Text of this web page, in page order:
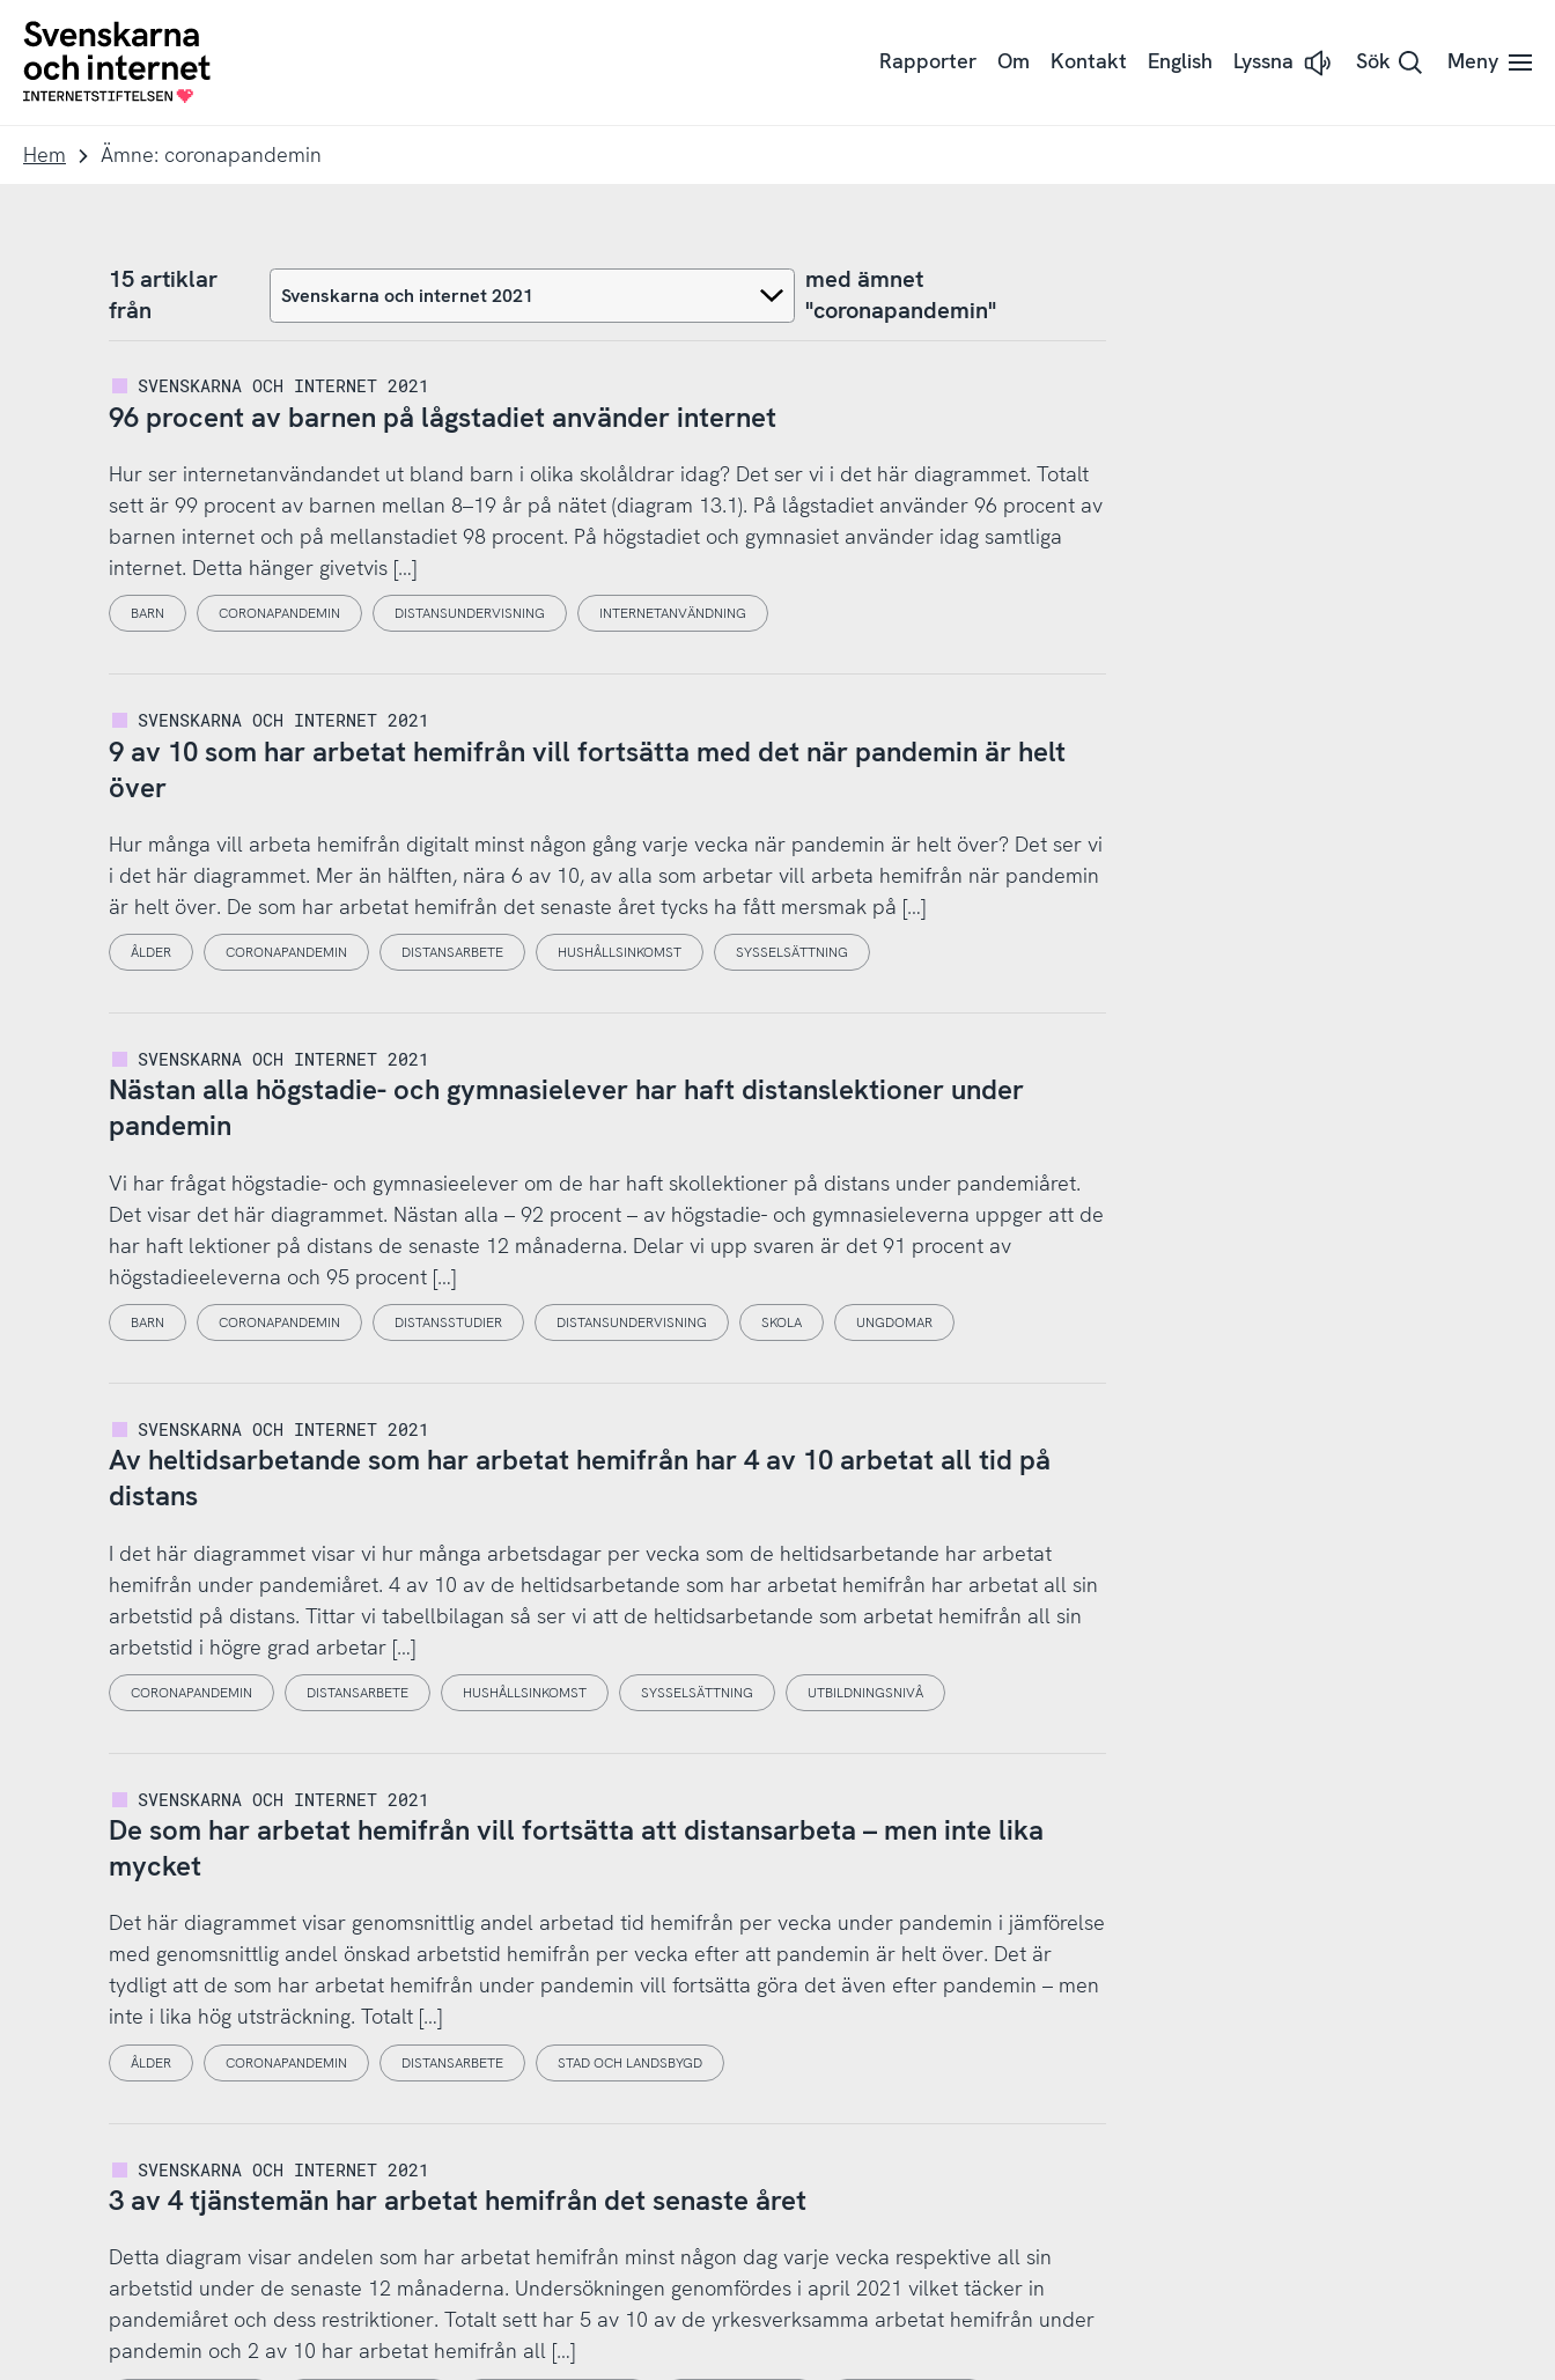
navigation
innehåll
To
startpage
Rapporter Om Kontakt English Lyssna
Lyssna Sök Meny
Hem Ämne: coronapandemin
15 artiklar
från
med ämnet
"coronapandemin"
SVENSKARNA OCH INTERNET 2021
96 procent av barnen på lågstadiet använder internet
Hur ser internetanvändandet ut bland barn i olika skolåldrar idag? Det ser vi i det här diagrammet. Totalt
sett är 99 procent av barnen mellan 8–19 år på nätet (diagram 13.1). På lågstadiet använder 96 procent av
barnen internet och på mellanstadiet 98 procent. På högstadiet och gymnasiet använder idag samtliga
internet. Detta hänger givetvis […]
BARN CORONAPANDEMIN DISTANSUNDERVISNING INTERNETANVÄNDNING
SVENSKARNA OCH INTERNET 2021
9 av 10 som har arbetat hemifrån vill fortsätta med det när pandemin är helt
över
Hur många vill arbeta hemifrån digitalt minst någon gång varje vecka när pandemin är helt över? Det ser vi
i det här diagrammet. Mer än hälften, nära 6 av 10, av alla som arbetar vill arbeta hemifrån när pandemin
är helt över. De som har arbetat hemifrån det senaste året tycks ha fått mersmak på […]
ÅLDER CORONAPANDEMIN DISTANSARBETE HUSHÅLLSINKOMST SYSSELSÄTTNING
SVENSKARNA OCH INTERNET 2021
Nästan alla högstadie- och gymnasielever har haft distanslektioner under
pandemin
Vi har frågat högstadie- och gymnasieelever om de har haft skollektioner på distans under pandemiåret.
Det visar det här diagrammet. Nästan alla – 92 procent – av högstadie- och gymnasieleverna uppger att de
har haft lektioner på distans de senaste 12 månaderna. Delar vi upp svaren är det 91 procent av
högstadieeleverna och 95 procent […]
BARN CORONAPANDEMIN DISTANSSTUDIER DISTANSUNDERVISNING SKOLA UNGDOMAR
SVENSKARNA OCH INTERNET 2021
Av heltidsarbetande som har arbetat hemifrån har 4 av 10 arbetat all tid på
distans
I det här diagrammet visar vi hur många arbetsdagar per vecka som de heltidsarbetande har arbetat
hemifrån under pandemiåret. 4 av 10 av de heltidsarbetande som har arbetat hemifrån har arbetat all sin
arbetstid på distans. Tittar vi tabellbilagan så ser vi att de heltidsarbetande som arbetat hemifrån all sin
arbetstid i högre grad arbetar […]
CORONAPANDEMIN DISTANSARBETE HUSHÅLLSINKOMST SYSSELSÄTTNING UTBILDNINGSNIVÅ
SVENSKARNA OCH INTERNET 2021
De som har arbetat hemifrån vill fortsätta att distansarbeta – men inte lika
mycket
Det här diagrammet visar genomsnittlig andel arbetad tid hemifrån per vecka under pandemin i jämförelse
med genomsnittlig andel önskad arbetstid hemifrån per vecka efter att pandemin är helt över. Det är
tydligt att de som har arbetat hemifrån under pandemin vill fortsätta göra det även efter pandemin – men
inte i lika hög utsträckning. Totalt […]
ÅLDER CORONAPANDEMIN DISTANSARBETE STAD OCH LANDSBYGD
SVENSKARNA OCH INTERNET 2021
3 av 4 tjänstemän har arbetat hemifrån det senaste året
Detta diagram visar andelen som har arbetat hemifrån minst någon dag varje vecka respektive all sin
arbetstid under de senaste 12 månaderna. Undersökningen genomfördes i april 2021 vilket täcker in
pandemiåret och dess restriktioner. Totalt sett har 5 av 10 av de yrkesverksamma arbetat hemifrån under
pandemin och 2 av 10 har arbetat hemifrån all […]